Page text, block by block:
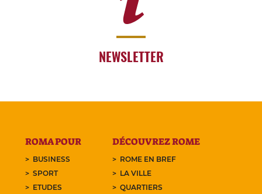
NEWSLETTER
ROMA POUR
BUSINESS
SPORT
ETUDES
DÉCOUVREZ ROME
ROME EN BREF
LA VILLE
QUARTIERS